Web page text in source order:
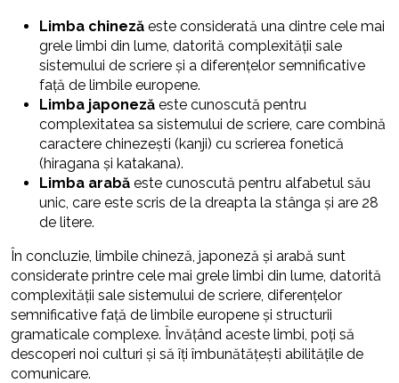
Limba chineză este considerată una dintre cele mai
grele limbi din lume, datorită complexității sale
sistemului de scriere și a diferențelor semnificative
față de limbile europene.
Limba japoneză este cunoscută pentru
complexitatea sa sistemului de scriere, care combină
caractere chinezești (kanji) cu scrierea fonetică
(hiragana și katakana).
Limba arabă este cunoscută pentru alfabetul său
unic, care este scris de la dreapta la stânga și are 28
de litere.
În concluzie, limbile chineză, japoneză și arabă sunt
considerate printre cele mai grele limbi din lume, datorită
complexității sale sistemului de scriere, diferențelor
semnificative față de limbile europene și structurii
gramaticale complexe. Învățând aceste limbi, poți să
descoperi noi culturi și să îți îmbunătățești abilitățile de
comunicare.